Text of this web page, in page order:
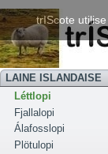
LAINE ISLANDAISE
Léttlopi
Fjallalopi
Álafosslopi
Plötulopi
trIScote